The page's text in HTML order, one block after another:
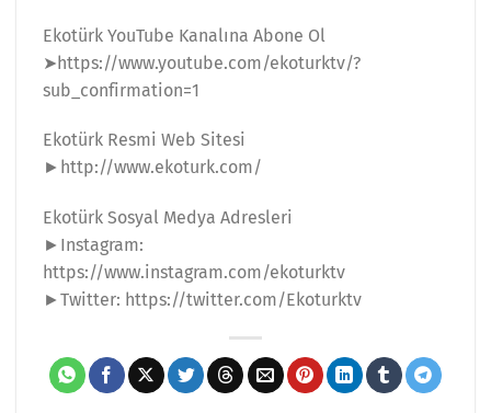
Ekotürk YouTube Kanalına Abone Ol
➤https://www.youtube.com/ekoturktv/?
sub_confirmation=1
Ekotürk Resmi Web Sitesi
►http://www.ekoturk.com/
Ekotürk Sosyal Medya Adresleri
►Instagram:
https://www.instagram.com/ekoturktv
►Twitter: https://twitter.com/Ekoturktv